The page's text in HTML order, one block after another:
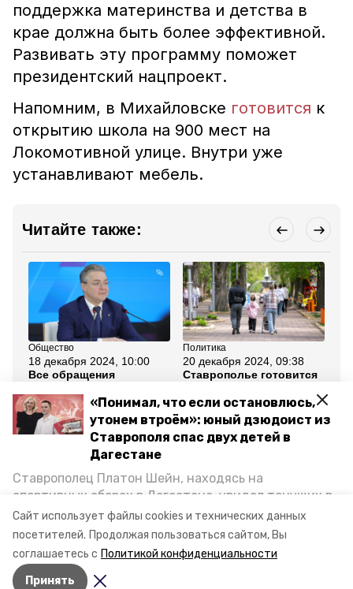
Сайт использует файлы cookies и технических данных
посетителей. Продолжая пользоваться сайтом, Вы
соглашаетесь с Политикой конфиденциальности
Принять
«Понимал, что если остановлюсь,
утонем втроём»: юный дзюдоист из
Ставрополя спас двух детей в
Дагестане
Ставрополец Платон Шейн, находясь на
спортивных сборах в Дегестане, увидел тонущих в
Каспийском море детей и бросился на помощь. По
возвращении домой, отважного мальчика
пригласили в министерство образования края и
наградили. Корреспондент «Победы26» пообщался
с юным героем.
поддержка материнства и детства в
крае должна быть более эффективной.
Развивать эту программу поможет
президентский нацпроект.
Напомним, в Михайловске готовится к
открытию школа на 900 мест на
Локомотивной улице. Внутри уже
устанавливают мебель.
Читайте также:
Общество
18 декабря 2024, 10:00
Все обращения
в работу — губернатор
Владимиров
Политика
20 декабря 2024, 09:38
Ставрополье готовится
президентского
нацпроекта «Семья»
Все новости
ставропольский край
губернатор владимир владимиров демография
Авторы: Федор Устинов